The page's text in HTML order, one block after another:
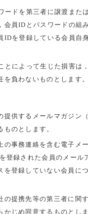
ドを第三者に譲渡また
会員IDとパスワードの組
を登録している会員自
とによって生じた損害は
負わないものとします。
提供するメールマガジン
のとします。
の事務連絡を含む電子メ
登録された会員のメール
登録していない会員に
の提携先等の第三者に関
じめ同意するものとしま